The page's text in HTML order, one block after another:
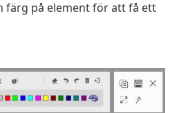
färg på element för att få ett